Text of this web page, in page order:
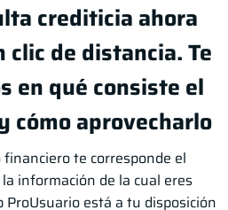
crediticia ahora
clic de distancia. Te
en qué consiste el
cómo aprovecharlo
financiero te corresponde el
información de la cual eres
está a tu disposición